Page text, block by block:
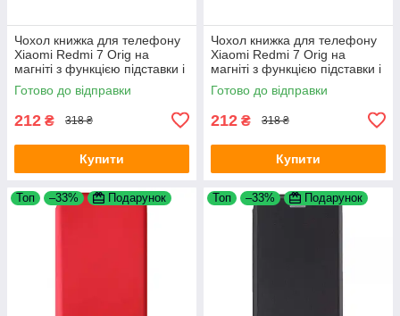
Чохол книжка для телефону
Xiaomi Redmi 7 Orig на
магніті з функцією підставки і
кишенею для карт Grey 4you
Готово до відправки
212 ₴ 318 ₴
Купити
Чохол книжка для телефону
Xiaomi Redmi 7 Orig на
магніті з функцією підставки і
кишенею для карт Black 4you
Готово до відправки
212 ₴ 318 ₴
Купити
Топ –33% Подарунок Топ –33% Подарунок